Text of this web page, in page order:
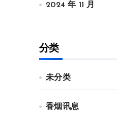
2024 年 11 月
分类
未分类
香烟讯息